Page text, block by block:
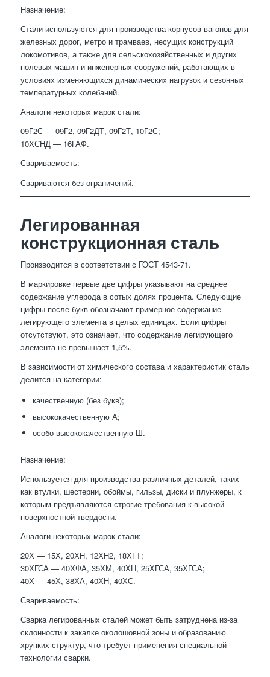
Назначение:
Стали используются для производства корпусов вагонов для
железных дорог, метро и трамваев, несущих конструкций
локомотивов, а также для сельскохозяйственных и других
полевых машин и инженерных сооружений, работающих в
условиях изменяющихся динамических нагрузок и сезонных
температурных колебаний.
Аналоги некоторых марок стали:
09Г2С — 09Г2, 09Г2ДТ, 09Г2Т, 10Г2С;
10ХСНД — 16ГАФ.
Свариваемость:
Свариваются без ограничений.
Легированная
конструкционная сталь
Производится в соответствии с ГОСТ 4543-71.
В маркировке первые две цифры указывают на среднее
содержание углерода в сотых долях процента. Следующие
цифры после букв обозначают примерное содержание
легирующего элемента в целых единицах. Если цифры
отсутствуют, это означает, что содержание легирующего
элемента не превышает 1,5%.
В зависимости от химического состава и характеристик сталь
делится на категории:
качественную (без букв);
высококачественную А;
особо высококачественную Ш.
Назначение:
Используется для производства различных деталей, таких
как втулки, шестерни, обоймы, гильзы, диски и плунжеры, к
которым предъявляются строгие требования к высокой
поверхностной твердости.
Аналоги некоторых марок стали:
20Х — 15Х, 20ХН, 12ХН2, 18ХГТ;
30ХГСА — 40ХФА, 35ХМ, 40ХН, 25ХГСА, 35ХГСА;
40Х — 45Х, 38ХА, 40ХН, 40ХС.
Свариваемость:
Сварка легированных сталей может быть затруднена из-за
склонности к закалке околошовной зоны и образованию
хрупких структур, что требует применения специальной
технологии сварки.